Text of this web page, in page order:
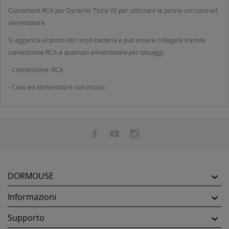
Connettore RCA per Dynamic Tezla V2 per utilizzare la penna con cavo ed
alimentatore.
Si aggancia al posto del corpo batteria e può essere collegata tramite
connessione RCA a qualsiasi alimentatore per tatuaggi.
- Connessione: RCA
- Cavo ed alimentatore non inclusi
DORMOUSE 
Informazioni 
Supporto 